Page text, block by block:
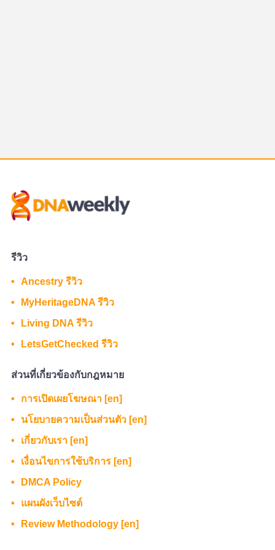
รีวิว
Ancestry รีวิว
MyHeritageDNA รีวิว
Living DNA รีวิว
LetsGetChecked รีวิว
ส่วนที่เกี่ยวข้องกับกฎหมาย
การเปิดเผยโฆษณา [en]
นโยบายความเป็นส่วนตัว [en]
เกี่ยวกับเรา [en]
เงื่อนไขการใช้บริการ [en]
DMCA Policy
แผนผังเว็บไซต์
Review Methodology [en]